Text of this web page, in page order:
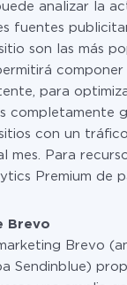
analizar la
fuentes
son las más
componer
para
completamente
con un
mes. Para
Premium de
Brevo
Brevo
Sendinblue)